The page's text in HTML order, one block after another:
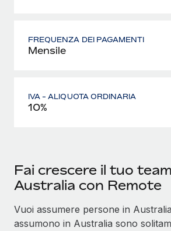
FREQUENZA DEI PAGAMENTI
Mensile
IVA - ALIQUOTA ORDINARIA
10%
Fai crescere il tuo
Australia con Remote
Vuoi assumere persone in
assumono in Australia sono